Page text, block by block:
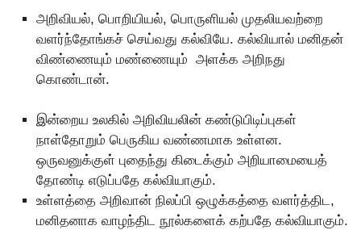
அறிவியல், பொறியியல், பொருளியல் முதலியவற்றை
வளர்ந்தோங்கச் செய்வது கல்வியே. கல்வியால் மனிதன்
விண்ணையும் மண்ணையும் அளக்க அறிநது
கொண்டான்.
இன்றைய உலகில் அறிவியலின் கண்டுபிடிப்புகள்
நாள்தோறும் பெருகிய வண்ணமாக உள்ளன.
ஒருவனுக்குள் புதைந்து கிடைக்கும் அறியாமையைத்
தோண்டி எடுப்பதே கல்வியாகும்.
உள்ளத்தை அறிவான் நிலப்பி ஒழுக்கத்தை வளர்த்திட,
மனிதனாக வாழந்திட நூல்களைக் கற்பதே கல்வியாகும்.